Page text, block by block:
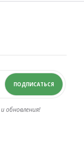
ПОДПИСАТЬСЯ
обновления!